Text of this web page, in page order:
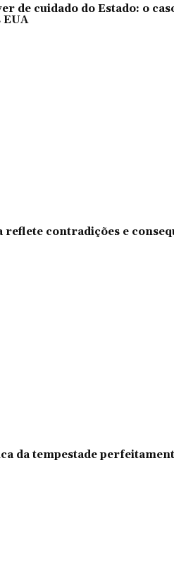
de cuidado do Estado: o
EUA
reflete contradições e
da tempestade